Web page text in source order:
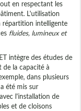
en respectant les
L'utilisation
répartition intelligente
fluides, lumineux et
intègre des études de
la capacité à
dans plusieurs
été mis sur
l'installation de
et de cloisons